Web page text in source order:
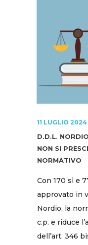
11 LUGLIO 2024
D.D.L.
NON SI
NORMATIVO
Con 170 sì e
approvato in
Nordio, la
c.p. e riduce
dell’art. 346